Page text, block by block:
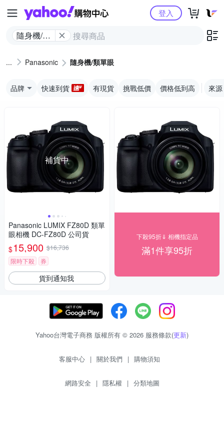
Yahoo購物中心
隨身機/類
登入
Panasonic 隨身機/類單眼
品牌 快速到貨 有現貨 挑戰低價 價格低到高 來源
補貨中
Panasonic LUMIX FZ80D 類單
眼相機 DC-FZ80D 公司貨
$15,900 $16,736
限時下殺
券
貨到通知我
下殺95折⇓ 相機指定品
滿1件享95折
Yahoo台灣電子商務 版權所有 © 2026 服務條款(更新)
客服中心 | 關於我們 | 購物須知
網路安全 | 隱私權 | 分類地圖